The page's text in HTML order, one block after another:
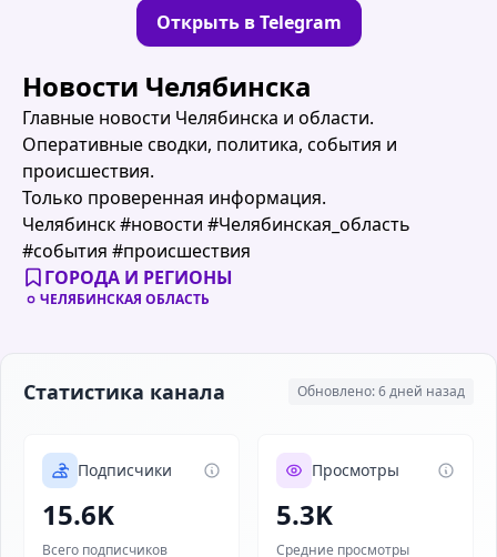
Открыть в Telegram
Новости Челябинска
Главные новости Челябинска и области.
Оперативные сводки, политика, события и
происшествия.
Только проверенная информация.
Челябинск #новости #Челябинская_область
#события #происшествия
ГОРОДА И РЕГИОНЫ
ЧЕЛЯБИНСКАЯ ОБЛАСТЬ
Статистика канала Обновлено: 6 дней назад
Подписчики
15.6K
Всего подписчиков
Просмотры
5.3K
Средние просмотры